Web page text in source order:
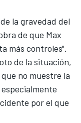
la gravedad del
de que Max
más controles".
de la situación,
no muestre la
por el que